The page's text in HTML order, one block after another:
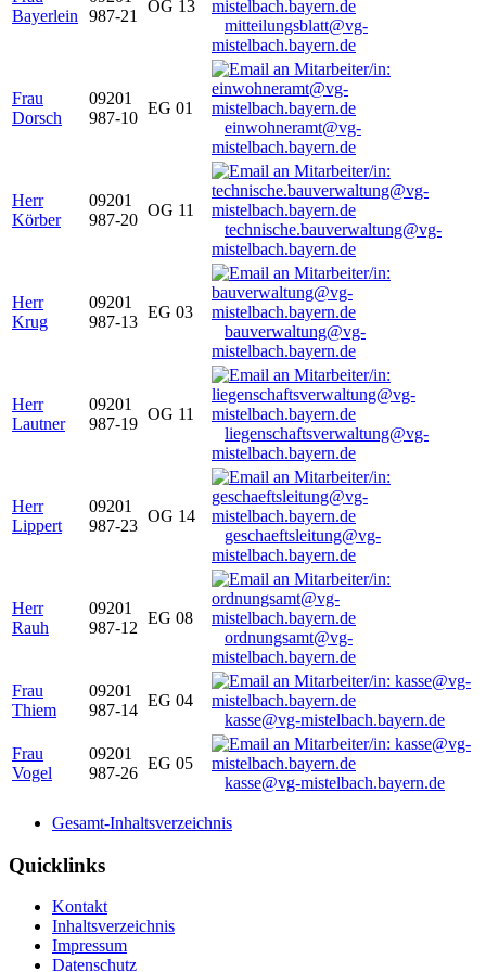
Bayerlein
987-21
OG 13
mitteilungsblatt@vg-
mistelbach.bayern.de
Frau
Dorsch
09201
987-10
EG 01
einwohneramt@vg-
mistelbach.bayern.de
Herr
Körber
09201
987-20
OG 11
technische.bauverwaltung@vg-
mistelbach.bayern.de
Herr
Krug
09201
987-13
EG 03
bauverwaltung@vg-
mistelbach.bayern.de
Herr
Lautner
09201
987-19
OG 11
liegenschaftsverwaltung@vg-
mistelbach.bayern.de
Herr
Lippert
09201
987-23
OG 14
geschaeftsleitung@vg-
mistelbach.bayern.de
Herr
Rauh
09201
987-12
EG 08
ordnungsamt@vg-
mistelbach.bayern.de
Frau
Thiem
09201
987-14
EG 04
kasse@vg-mistelbach.bayern.de
Frau
Vogel
09201
987-26
EG 05
kasse@vg-mistelbach.bayern.de
Gesamt-Inhaltsverzeichnis
Quicklinks
Kontakt
Inhaltsverzeichnis
Impressum
Datenschutz